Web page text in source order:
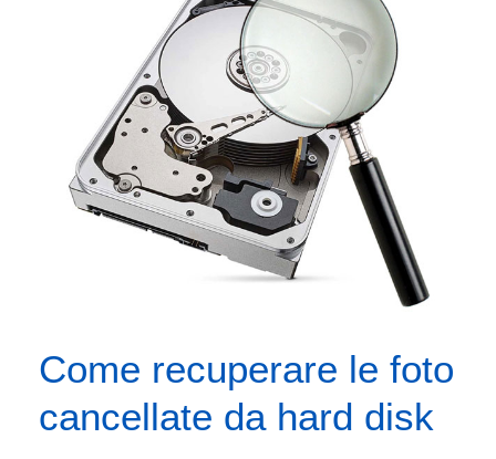
Come recuperare le foto
cancellate da hard disk